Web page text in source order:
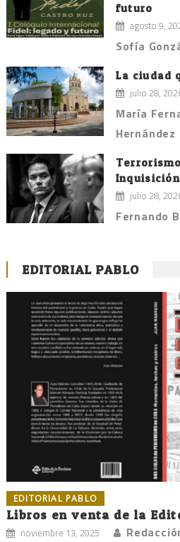
futuro
agosto 9,
Sofía
La ciudad
julio 28,
María
Hernández
julio 28,
Fernando
EDITORIAL PABLO
EDITORIAL PABLO
Libros en venta de la
noviembre 13, 2025